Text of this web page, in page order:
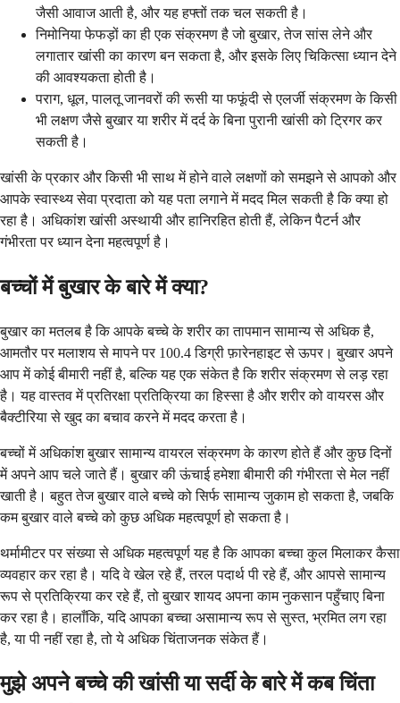
जैसी आवाज आती है, और यह हफ्तों तक चल सकती है।
निमोनिया फेफड़ों का ही एक संक्रमण है जो बुखार, तेज सांस लेने और
लगातार खांसी का कारण बन सकता है, और इसके लिए चिकित्सा ध्यान देने
की आवश्यकता होती है।
पराग, धूल, पालतू जानवरों की रूसी या फफूंदी से एलर्जी संक्रमण के किसी
भी लक्षण जैसे बुखार या शरीर में दर्द के बिना पुरानी खांसी को ट्रिगर कर
सकती है।
खांसी के प्रकार और किसी भी साथ में होने वाले लक्षणों को समझने से आपको और
आपके स्वास्थ्य सेवा प्रदाता को यह पता लगाने में मदद मिल सकती है कि क्या हो
रहा है। अधिकांश खांसी अस्थायी और हानिरहित होती हैं, लेकिन पैटर्न और
गंभीरता पर ध्यान देना महत्वपूर्ण है।
बच्चों में बुखार के बारे में क्या?
बुखार का मतलब है कि आपके बच्चे के शरीर का तापमान सामान्य से अधिक है,
आमतौर पर मलाशय से मापने पर 100.4 डिग्री फ़ारेनहाइट से ऊपर। बुखार अपने
आप में कोई बीमारी नहीं है, बल्कि यह एक संकेत है कि शरीर संक्रमण से लड़ रहा
है। यह वास्तव में प्रतिरक्षा प्रतिक्रिया का हिस्सा है और शरीर को वायरस और
बैक्टीरिया से खुद का बचाव करने में मदद करता है।
बच्चों में अधिकांश बुखार सामान्य वायरल संक्रमण के कारण होते हैं और कुछ दिनों
में अपने आप चले जाते हैं। बुखार की ऊंचाई हमेशा बीमारी की गंभीरता से मेल नहीं
खाती है। बहुत तेज बुखार वाले बच्चे को सिर्फ सामान्य जुकाम हो सकता है, जबकि
कम बुखार वाले बच्चे को कुछ अधिक महत्वपूर्ण हो सकता है।
थर्मामीटर पर संख्या से अधिक महत्वपूर्ण यह है कि आपका बच्चा कुल मिलाकर कैसा
व्यवहार कर रहा है। यदि वे खेल रहे हैं, तरल पदार्थ पी रहे हैं, और आपसे सामान्य
रूप से प्रतिक्रिया कर रहे हैं, तो बुखार शायद अपना काम नुकसान पहुँचाए बिना
कर रहा है। हालाँकि, यदि आपका बच्चा असामान्य रूप से सुस्त, भ्रमित लग रहा
है, या पी नहीं रहा है, तो ये अधिक चिंताजनक संकेत हैं।
मुझे अपने बच्चे की खांसी या सर्दी के बारे में कब चिंता